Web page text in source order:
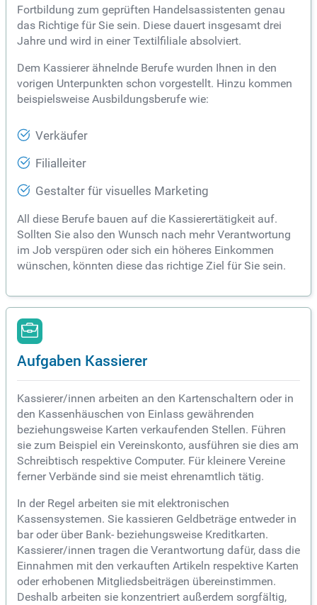
Fortbildung zum geprüften Handelsassistenten genau
das Richtige für Sie sein. Diese dauert insgesamt drei
Jahre und wird in einer Textilfiliale absolviert.
Dem Kassierer ähnelnde Berufe wurden Ihnen in den
vorigen Unterpunkten schon vorgestellt. Hinzu kommen
beispielsweise Ausbildungsberufe wie:
Verkäufer
Filialleiter
Gestalter für visuelles Marketing
All diese Berufe bauen auf die Kassierertätigkeit auf.
Sollten Sie also den Wunsch nach mehr Verantwortung
im Job verspüren oder sich ein höheres Einkommen
wünschen, könnten diese das richtige Ziel für Sie sein.
Aufgaben Kassierer
Kassierer/innen arbeiten an den Kartenschaltern oder in
den Kassenhäuschen von Einlass gewährenden
beziehungsweise Karten verkaufenden Stellen. Führen
sie zum Beispiel ein Vereinskonto, ausführen sie dies am
Schreibtisch respektive Computer. Für kleinere Vereine
ferner Verbände sind sie meist ehrenamtlich tätig.
In der Regel arbeiten sie mit elektronischen
Kassensystemen. Sie kassieren Geldbeträge entweder in
bar oder über Bank- beziehungsweise Kreditkarten.
Kassierer/innen tragen die Verantwortung dafür, dass die
Einnahmen mit den verkauften Artikeln respektive Karten
oder erhobenen Mitgliedsbeiträgen übereinstimmen.
Deshalb arbeiten sie konzentriert außerdem sorgfältig,